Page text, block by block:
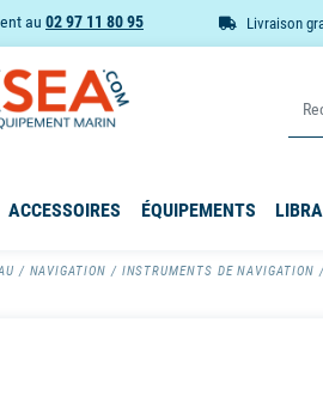
au 02 97 11 80 95 Livraison
ACCESSOIRES ÉQUIPEMENTS
NAVIGATION INSTRUMENTS DE NAVIGATION